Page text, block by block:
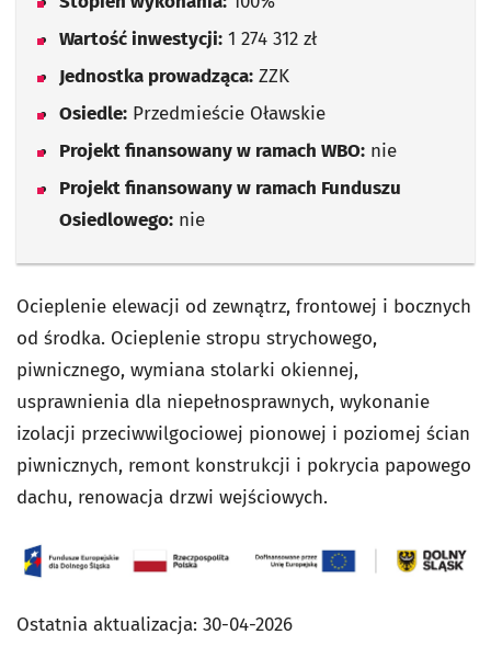
Wartość inwestycji: 1 274 312 zł
Jednostka prowadząca: ZZK
Osiedle: Przedmieście Oławskie
Projekt finansowany w ramach WBO: nie
Projekt finansowany w ramach Funduszu
Osiedlowego: nie
Ocieplenie elewacji od zewnątrz, frontowej i bocznych
od środka. Ocieplenie stropu strychowego,
piwnicznego, wymiana stolarki okiennej,
usprawnienia dla niepełnosprawnych, wykonanie
izolacji przeciwwilgociowej pionowej i poziomej ścian
piwnicznych, remont konstrukcji i pokrycia papowego
dachu, renowacja drzwi wejściowych.
Ostatnia aktualizacja: 30-04-2026